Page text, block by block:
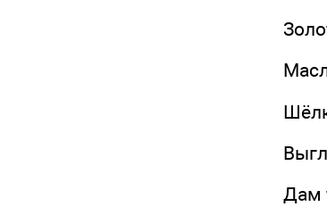
Дам